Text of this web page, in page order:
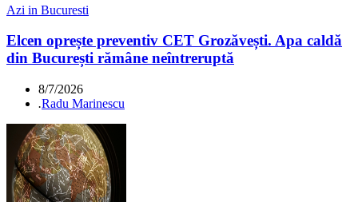
Azi in Bucuresti
Elcen oprește preventiv CET Grozăvești. Apa caldă
din București rămâne neîntreruptă
8/7/2026
.Radu Marinescu